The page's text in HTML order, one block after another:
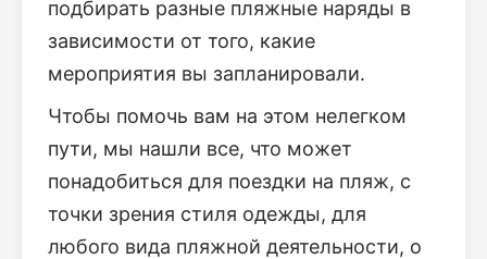
подбирать разные пляжные наряды в
зависимости от того, какие
мероприятия вы запланировали.
Чтобы помочь вам на этом нелегком
пути, мы нашли все, что может
понадобиться для поездки на пляж, с
точки зрения стиля одежды, для
любого вида пляжной деятельности, о